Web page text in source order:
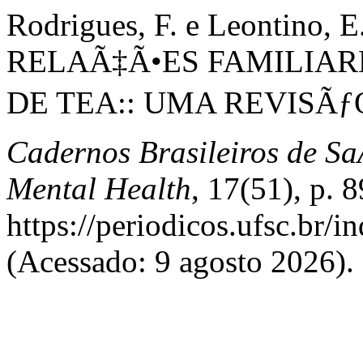
Rodrigues, F. e Leontino,
RELAÃ‡Ã•ES
DE TEA:: UMA
Cadernos Brasileiros de
Mental Health, 17(51), p.
https://periodicos.ufsc.br/
(Acessado: 9 agosto 2026).